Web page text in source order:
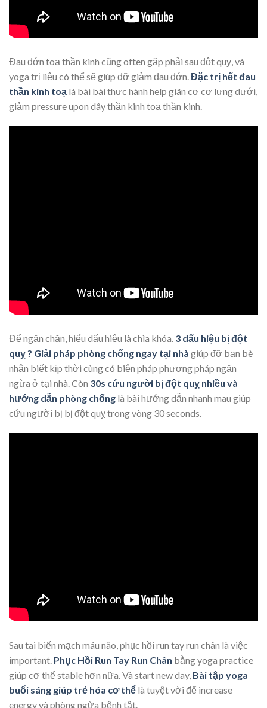
Đau đớn toạ thần kinh cũng often gặp phải sau đột quỵ, và
yoga trị liệu có thể sẽ giúp đỡ giảm đau đớn.Đặc trị hết đau
thần kinh toạ là bài bài thực hành help giãn cơ cơ lưng dưới,
giảm pressure upon dây thần kinh toạ thần kinh.
Để ngăn chặn, hiểu dấu hiệu là chìa khóa. 3 dấu hiệu bị đột
quỵ ? Giải pháp phòng chống ngay tại nhà giúp đỡ bạn bè
nhận biết kịp thời cùng có biện pháp phương pháp ngăn
ngừa ở tại nhà. Còn 30s cứu người bị đột quỵ nhiều và
hướng dẫn phòng chống là bài hướng dẫn nhanh mau giúp
cứu người bị bị đột quỵ trong vòng 30 seconds.
Sau tai biến mạch máu não, phục hồi run tay run chân là việc
important. Phục Hồi Run Tay Run Chân bằng yoga practice
giúp cơ thể stable hơn nữa. Và start new day, Bài tập yoga
buổi sáng giúp trẻ hóa cơ thể là tuyệt vời để increase
energy và phòng ngừa bệnh tật.